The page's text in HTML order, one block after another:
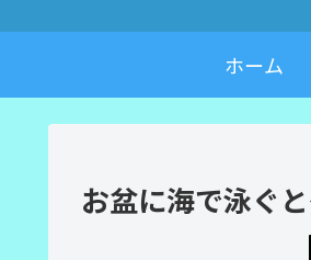
ホーム
お盆に海で泳ぐ